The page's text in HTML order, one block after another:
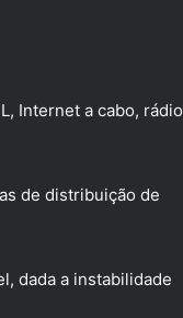
Internet a cabo, rádio
de distribuição de
dada a instabilidade